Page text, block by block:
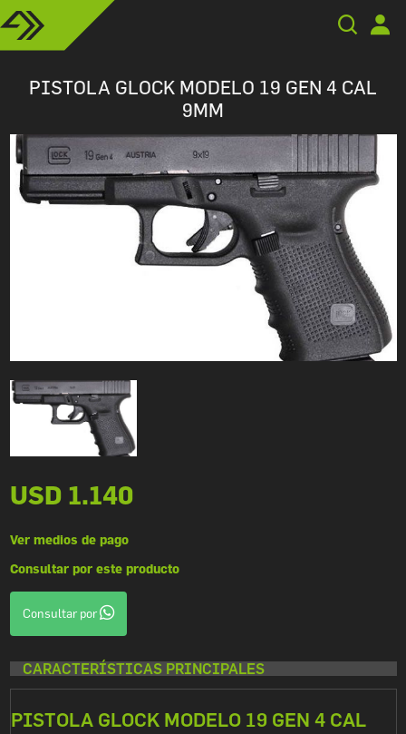
PISTOLA GLOCK MODELO 19 GEN 4 CAL
9MM
USD 1.140
Ver medios de pago
Consultar por este producto
Consultar por
CARACTERÍSTICAS PRINCIPALES
PISTOLA GLOCK MODELO 19 GEN 4 CAL